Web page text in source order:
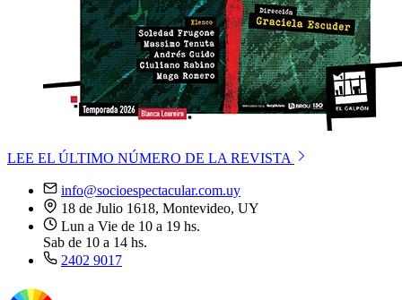
LEE EL ÚLTIMO NÚMERO DE LA REVISTA
info@socioespectacular.com.uy
18 de Julio 1618, Montevideo, UY
Lun a Vie de 10 a 19 hs.
Sab de 10 a 14 hs.
2402 9017